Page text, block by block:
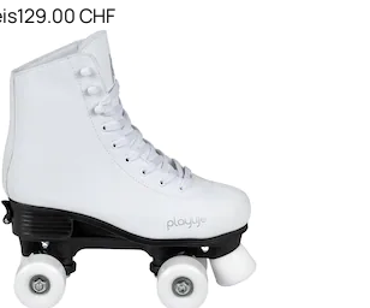
129.00 CHF